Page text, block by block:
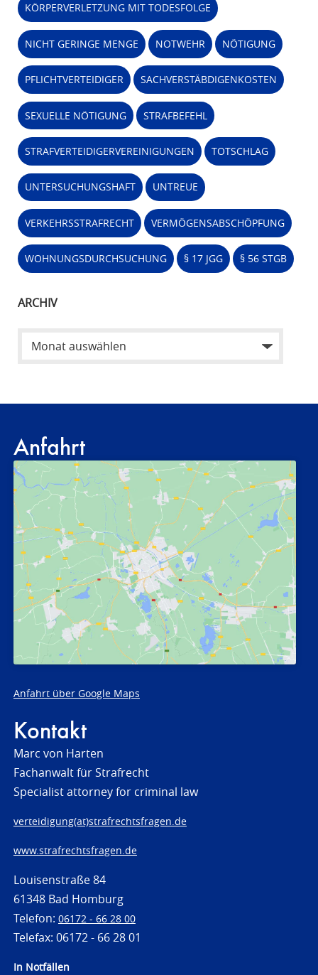
KÖRPERVERLETZUNG MIT TODESFOLGE
NICHT GERINGE MENGE NOTWEHR NÖTIGUNG
PFLICHTVERTEIDIGER SACHVERSTÄBDIGENKOSTEN
SEXUELLE NÖTIGUNG STRAFBEFEHL
STRAFVERTEIDIGERVEREINIGUNGEN TOTSCHLAG
UNTERSUCHUNGSHAFT UNTREUE
VERKEHRSSTRAFRECHT VERMÖGENSABSCHÖPFUNG
WOHNUNGSDURCHSUCHUNG § 17 JGG § 56 STGB
ARCHIV
Anfahrt
Anfahrt über Google Maps
Kontakt
Marc von Harten
Fachanwalt für Strafrecht
Specialist attorney for criminal law
verteidigung(at)strafrechtsfragen.de
www.strafrechtsfragen.de
Louisenstraße 84
61348 Bad Homburg
Telefon: 06172 - 66 28 00
Telefax: 06172 - 66 28 01
In Notfällen